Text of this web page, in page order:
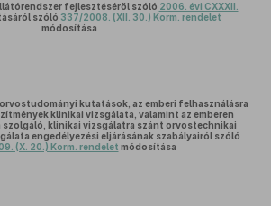
fejlesztéséről szóló 2006. évi CXXXII.
szóló 337/2008. (XII. 30.) Korm. rendelet
módosítása
kutatások, az emberi felhasználásra
klinikai vizsgálata, valamint az emberen
szolgáló, klinikai vizsgálatra szánt orvostechnikai
engedélyezési eljárásának szabályairól szóló
(X. 20.) Korm. rendelet módosítása